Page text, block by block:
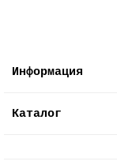
Информация
Каталог